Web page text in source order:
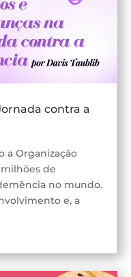
contra a
a Organização
de
no mundo.
e, a